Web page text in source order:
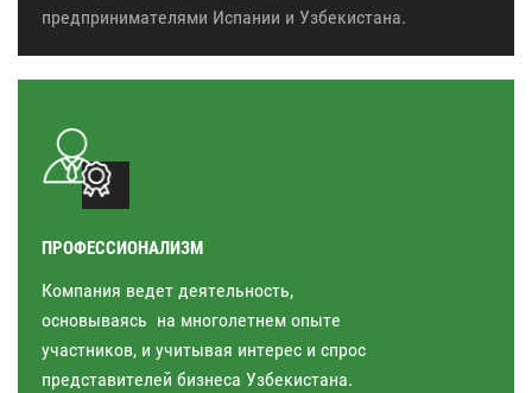
предпринимателями Испании и Узбекистана.
ПРОФЕССИОНАЛИЗМ
Компания ведет деятельность,
основываясь на многолетнем опыте
участников, и учитывая интерес и спрос
представителей бизнеса Узбекистана.